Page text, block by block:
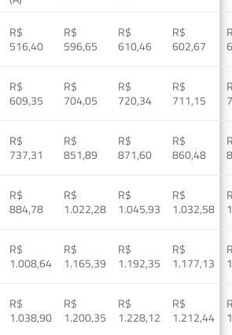
R$
516,40
R$
596,65
R$
610,46
R$
602,67
R$
609,35
R$
704,05
R$
720,34
R$
711,15
R$
737,31
R$
851,89
R$
871,60
R$
860,48
R$
884,78
R$
1.022,28
R$
1.045,93
R$
1.032,58
R$
1.008,64
R$
1.165,39
R$
1.192,35
R$
1.177,13
R$
1.038,90
R$
1.200,35
R$
1.228,12
R$
1.212,44